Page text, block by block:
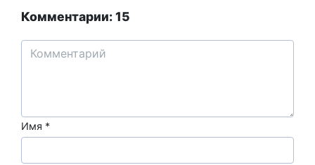
Комментарии: 15
Имя *